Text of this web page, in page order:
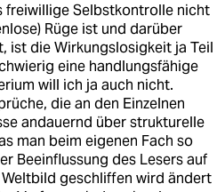
freiwillige Selbstkontrolle nicht
Rüge ist und darüber
ist die Wirkungslosigkeit ja Teil
eine handlungsfähige
will ich ja auch nicht.
die an den Einzelnen
andauernd über strukturelle
man beim eigenen Fach so
Beeinflussung des Lesers auf
geschliffen wird ändert